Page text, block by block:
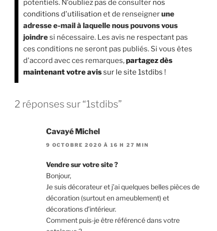
potentiels. N'oubliez pas de consulter nos
conditions d'utilisation et de renseignerune
adresse e-mail à laquelle nous pouvons vous
joindresi nécessaire. Les avis ne respectant pas
ces conditions ne seront pas publiés. Si vous êtes
d'accord avec ces remarques,partagez dès
maintenant votre avissur le site 1stdibs !
2 réponses sur “1stdibs”
Cavayé Michel
9 OCTOBRE 2020 À 16 H 27 MIN
Vendre sur votre site ?
Bonjour,
Je suis décorateur et j’ai quelques belles pièces de
décoration (surtout en ameublement) et
décorations d’intérieur.
Comment puis-je être référencé dans votre